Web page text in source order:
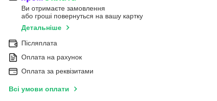
Ви отримаєте замовлення
або гроші повернуться на вашу картку
Детальніше
Післяплата
Оплата на рахунок
Оплата за реквізитами
Всі умови оплати